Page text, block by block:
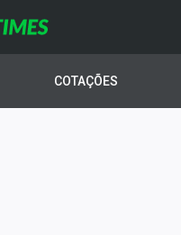
COTAÇÕES